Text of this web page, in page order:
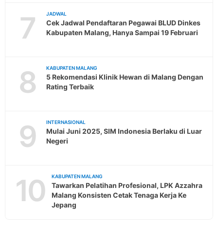
7 JADWAL
Cek Jadwal Pendaftaran Pegawai BLUD Dinkes
Kabupaten Malang, Hanya Sampai 19 Februari
8 KABUPATEN MALANG
5 Rekomendasi Klinik Hewan di Malang Dengan
Rating Terbaik
9 INTERNASIONAL
Mulai Juni 2025, SIM Indonesia Berlaku di Luar
Negeri
10 KABUPATEN MALANG
Tawarkan Pelatihan Profesional, LPK Azzahra
Malang Konsisten Cetak Tenaga Kerja Ke
Jepang